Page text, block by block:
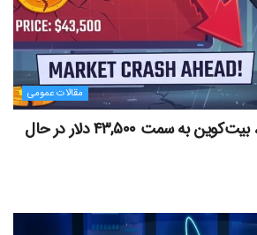
مقالات عمومی
مایکل ترپین: متاسفم، بیت‌کوین به سمت ۴۳,۵۰۰ دلار در حال